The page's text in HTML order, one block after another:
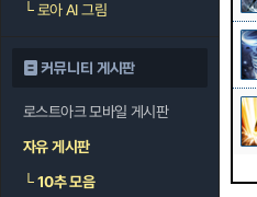
└로아 AI 그림
커뮤니티 게시판
로스트아크 모바일 게시판
자유 게시판
└10추 모음